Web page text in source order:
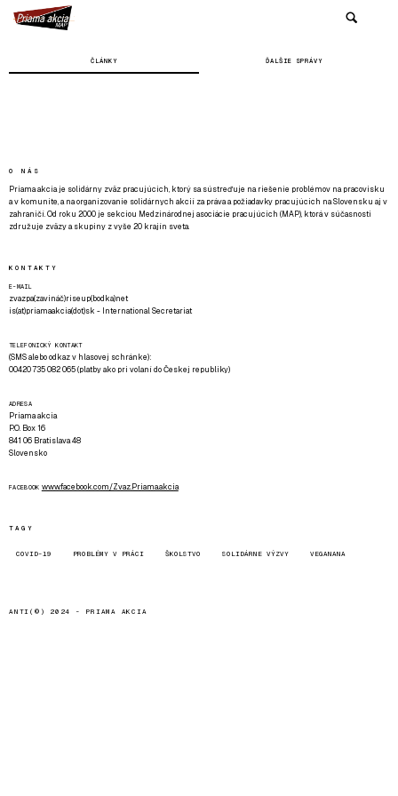
ČLÁNKY ĎALŠIE SPRÁVY
O NÁS
Priama akcia je solidárny zväz pracujúcich, ktorý sa sústreďuje na riešenie problémov na pracovisku
a v komunite, a na organizovanie solidárnych akcií za práva a požiadavky pracujúcich na Slovensku aj v
zahraničí. Od roku 2000 je sekciou Medzinárodnej asociácie pracujúcich (MAP), ktorá v súčasnosti
združuje zväzy a skupiny z vyše 20 krajín sveta.
KONTAKTY
E-MAIL
zvazpa(zavináč)riseup(bodka)net
is(at)priamaakcia(dot)sk - International Secretariat
TELEFONICKÝ KONTAKT
(SMS alebo odkaz v hlasovej schránke):
00420 735 082 065 (platby ako pri volaní do Českej republiky)
ADRESA
Priama akcia
P.O. Box 16
841 06 Bratislava 48
Slovensko
FACEBOOK www.facebook.com/Zvaz.Priama.akcia
TAGY
COVID-19 PROBLÉMY V PRÁCI ŠKOLSTVO SOLIDÁRNE VÝZVY VEGANANA
ANTI(©) 2024 - PRIAMA AKCIA